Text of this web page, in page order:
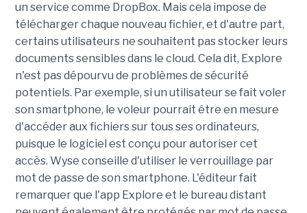
un service comme DropBox. Mais cela impose de
télécharger chaque nouveau fichier, et d'autre part,
certains utilisateurs ne souhaitent pas stocker leurs
documents sensibles dans le cloud. Cela dit, Explore
n'est pas dépourvu de problèmes de sécurité
potentiels. Par exemple, si un utilisateur se fait voler
son smartphone, le voleur pourrait être en mesure
d'accéder aux fichiers sur tous ses ordinateurs,
puisque le logiciel est conçu pour autoriser cet
accès. Wyse conseille d'utiliser le verrouillage par
mot de passe de son smartphone. L'éditeur fait
remarquer que l'app Explore et le bureau distant